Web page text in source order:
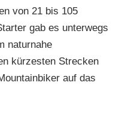
von 21 bis 105
gab es unterwegs
naturnahe
kürzesten Strecken
auf das